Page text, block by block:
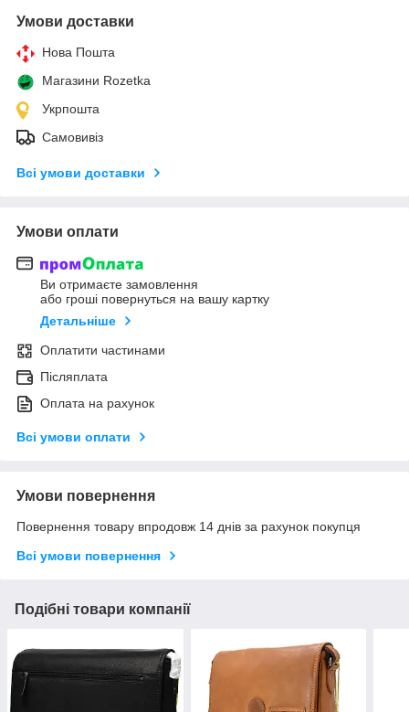
Умови доставки
Нова Пошта
Магазини Rozetka
Укрпошта
Самовивіз
Всі умови доставки
Умови оплати
Ви отримаєте замовлення
або гроші повернуться на вашу картку
Детальніше
Оплатити частинами
Післяплата
Оплата на рахунок
Всі умови оплати
Умови повернення
Повернення товару впродовж 14 днів за рахунок покупця
Всі умови повернення
Подібні товари компанії